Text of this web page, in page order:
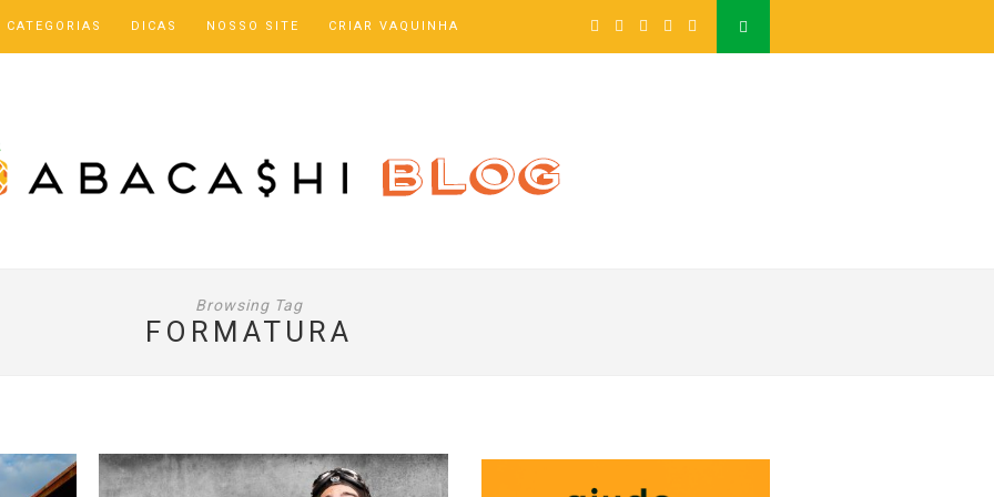
CATEGORIAS DICAS NOSSO SITE CRIAR VAQUINHA
Browsing Tag
FORMATURA